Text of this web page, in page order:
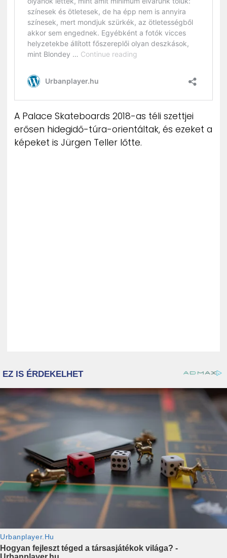
A Palace Skateboards 2018-as téli szettjei
erősen hidegidő-túra-orientáltak, és ezeket a
képeket is Jürgen Teller lőtte.